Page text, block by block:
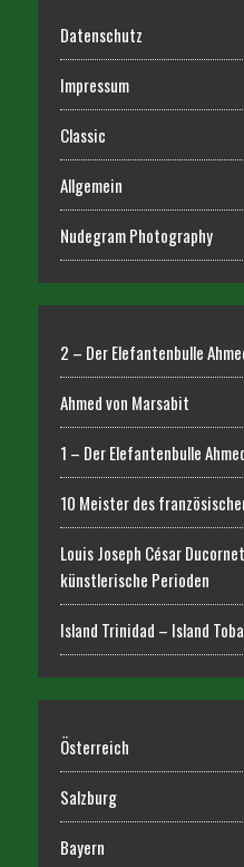
Datenschutz
Impressum
Classic
Allgemein
Nudegram Photography
2 – Der Elefantenbulle
Ahmed von Marsabit
1 – Der Elefantenbulle
10 Meister des
Louis Joseph César
künstlerische Perioden
Island Trinidad – Island
Österreich
Salzburg
Bayern